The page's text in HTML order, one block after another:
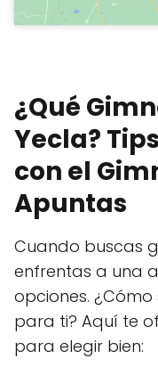
¿Qué
Yecla?
con el
Apuntas
Cuando buscas
enfrentas a una
opciones.
para ti? Aquí te
para elegir bien: